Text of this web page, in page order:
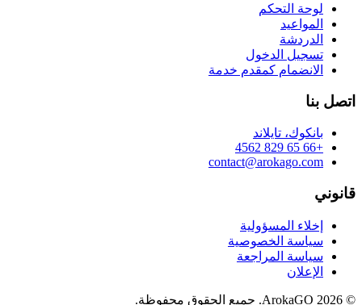
لوحة التحكم
المواعيد
الدردشة
تسجيل الدخول
الانضمام كمقدم خدمة
اتصل بنا
بانكوك، تايلاند
+66 65 829 4562
contact@arokago.com
قانوني
إخلاء المسؤولية
سياسة الخصوصية
سياسة المراجعة
الإعلان
© 2026 ArokaGO. جميع الحقوق محفوظة.